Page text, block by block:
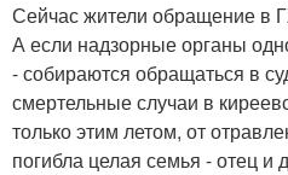
Сейчас жители обращение в
А если надзорные органы
- собираются обращаться в
смертельные случаи в
только этим летом, от
погибла целая семья - отец и